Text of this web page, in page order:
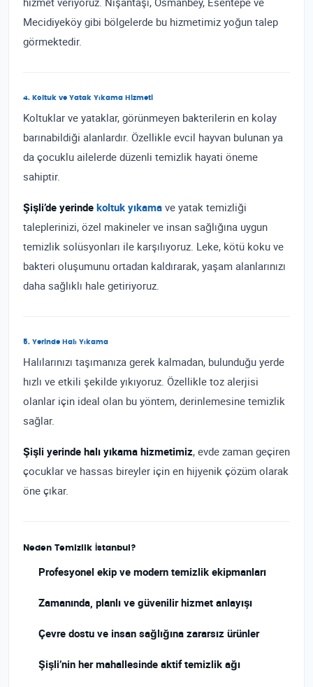
Mecidiyeköy gibi bölgelerde bu hizmetimiz yoğun talep
görmektedir.
4. Koltuk ve Yatak Yıkama Hizmeti
Koltuklar ve yataklar, görünmeyen bakterilerin en kolay
barınabildiği alanlardır. Özellikle evcil hayvan bulunan ya
da çocuklu ailelerde düzenli temizlik hayati öneme
sahiptir.
Şişli’de yerinde koltuk yıkama ve yatak temizliği
taleplerinizi, özel makineler ve insan sağlığına uygun
temizlik solüsyonları ile karşılıyoruz. Leke, kötü koku ve
bakteri oluşumunu ortadan kaldırarak, yaşam alanlarınızı
daha sağlıklı hale getiriyoruz.
5. Yerinde Halı Yıkama
Halılarınızı taşımanıza gerek kalmadan, bulunduğu yerde
hızlı ve etkili şekilde yıkıyoruz. Özellikle toz alerjisi
olanlar için ideal olan bu yöntem, derinlemesine temizlik
sağlar.
Şişli yerinde halı yıkama hizmetimiz, evde zaman geçiren
çocuklar ve hassas bireyler için en hijyenik çözüm olarak
öne çıkar.
Neden Temizlik İstanbul?
Profesyonel ekip ve modern temizlik ekipmanları
Zamanında, planlı ve güvenilir hizmet anlayışı
Çevre dostu ve insan sağlığına zararsız ürünler
Şişli’nin her mahallesinde aktif temizlik ağı